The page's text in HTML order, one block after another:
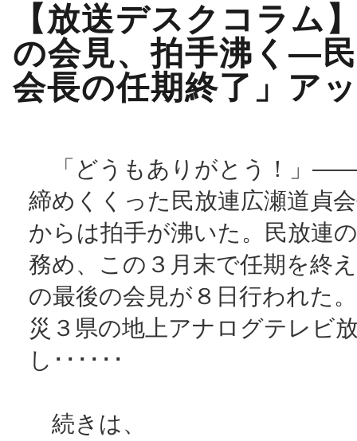
【放送デスクコラム
の会見、拍手沸く―
会長の任期終了」ア
「どうもありがとう！」
締めくくった民放連広瀬道貞
からは拍手が沸いた。民放連
務め、この３月末で任期を終
の最後の会見が８日行われた
災３県の地上アナログテレビ
し･･････
続きは、